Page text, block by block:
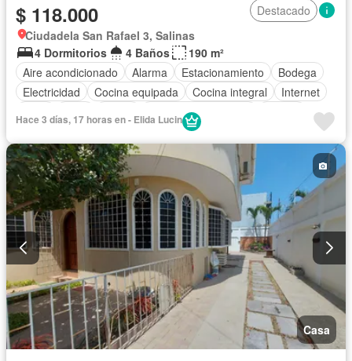
$ 118.000
Destacado
Ciudadela San Rafael 3, Salinas
4 Dormitorios
4 Baños
190 m²
Aire acondicionado
Alarma Estacionamiento
Bodega
Electricidad
Cocina equipada Cocina integral
Internet
Garita de guardianía
Hace 3 días, 17 horas en - Elida Lucin
Casa